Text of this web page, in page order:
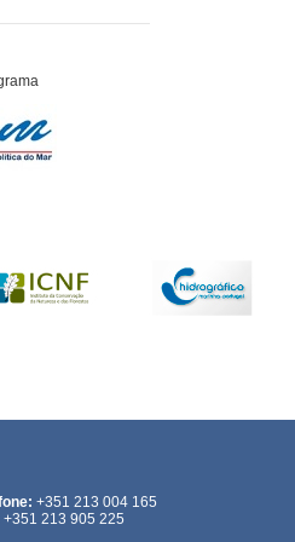
+351 213 004 165
+351 213 905 225